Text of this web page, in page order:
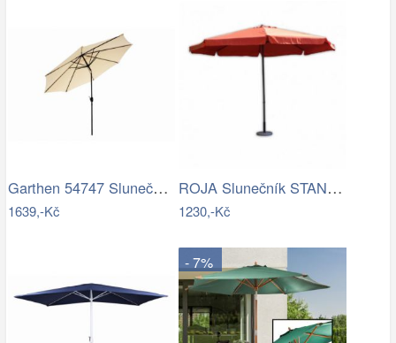
Garthen 54747 Slunečník 2,9 m sklopný -…
1639,-Kč
ROJA Slunečník STANDART 3m - terracota
1230,-Kč
- 7%